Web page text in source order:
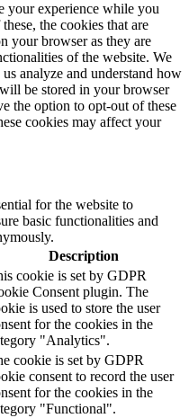
your experience while you
the cookies that are
your browser as they are
of the website. We
analyze and understand how
be stored in your browser
the option to opt-out of these
cookies may affect your
for the website to
basic functionalities and
Description
cookie is set by GDPR
Consent plugin. The
is used to store the user
for the cookies in the
"Analytics".
cookie is set by GDPR
consent to record the user
for the cookies in the
"Functional".